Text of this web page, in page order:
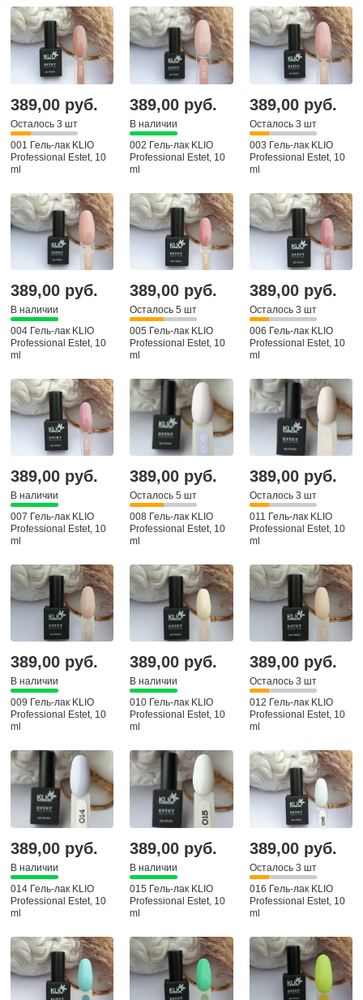
389,00 руб.
Осталось 3 шт
001 Гель-лак KLIO
Professional Estet, 10
ml
389,00 руб.
В наличии
002 Гель-лак KLIO
Professional Estet, 10
ml
389,00 руб.
Осталось 3 шт
003 Гель-лак KLIO
Professional Estet, 10
ml
389,00 руб.
В наличии
004 Гель-лак KLIO
Professional Estet, 10
ml
389,00 руб.
Осталось 5 шт
005 Гель-лак KLIO
Professional Estet, 10
ml
389,00 руб.
Осталось 3 шт
006 Гель-лак KLIO
Professional Estet, 10
ml
389,00 руб.
В наличии
007 Гель-лак KLIO
Professional Estet, 10
ml
389,00 руб.
Осталось 5 шт
008 Гель-лак KLIO
Professional Estet, 10
ml
389,00 руб.
Осталось 3 шт
011 Гель-лак KLIO
Professional Estet, 10
ml
389,00 руб.
В наличии
009 Гель-лак KLIO
Professional Estet, 10
ml
389,00 руб.
В наличии
010 Гель-лак KLIO
Professional Estet, 10
ml
389,00 руб.
Осталось 3 шт
012 Гель-лак KLIO
Professional Estet, 10
ml
389,00 руб.
В наличии
014 Гель-лак KLIO
Professional Estet, 10
ml
389,00 руб.
В наличии
015 Гель-лак KLIO
Professional Estet, 10
ml
389,00 руб.
Осталось 3 шт
016 Гель-лак KLIO
Professional Estet, 10
ml